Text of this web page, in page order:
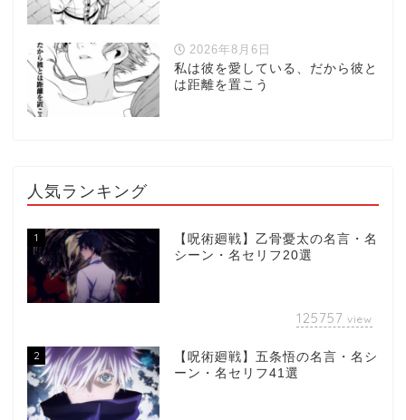
2026年8月6日
私は彼を愛している、だから彼と
は距離を置こう
人気ランキング
1
【呪術廻戦】乙骨憂太の名言・名
シーン・名セリフ20選
125757 view
2
【呪術廻戦】五条悟の名言・名シ
ーン・名セリフ41選